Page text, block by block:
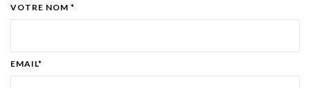
VOTRE NOM *
EMAIL*